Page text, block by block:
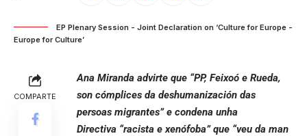
EP Plenary Session - Joint Declaration on ‘Culture for Europe -
Europe for Culture’
COMPARTE
Ana Miranda advirte que “PP, Feixoó e Rueda,
son cómplices da deshumanización das
persoas migrantes” e condena unha
Directiva “racista e xenófoba” que “veu da man